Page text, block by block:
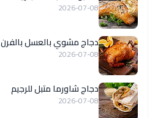
2026-07-08
دجاج مشوي بالعسل بالفرن
2026-07-08
دجاج شاورما متبل للرجيم
2026-07-08